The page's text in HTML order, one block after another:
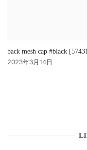
back mesh cap #black
2023年3月14日